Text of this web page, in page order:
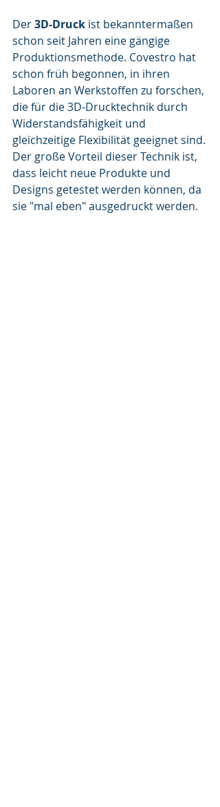
Der 3D-Druck ist bekanntermaßen
schon seit Jahren eine gängige
Produktionsmethode. Covestro hat
schon früh begonnen, in ihren
Laboren an Werkstoffen zu forschen,
die für die 3D-Drucktechnik durch
Widerstandsfähigkeit und
gleichzeitige Flexibilität geeignet sind.
Der große Vorteil dieser Technik ist,
dass leicht neue Produkte und
Designs getestet werden können, da
sie "mal eben" ausgedruckt werden.